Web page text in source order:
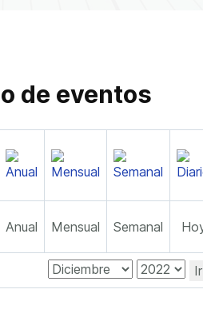
de eventos
Anual Mensual Semanal